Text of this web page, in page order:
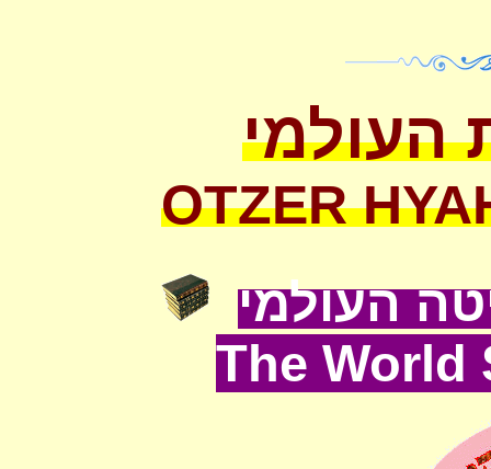
העולמי
OTZER
העולמי
The World